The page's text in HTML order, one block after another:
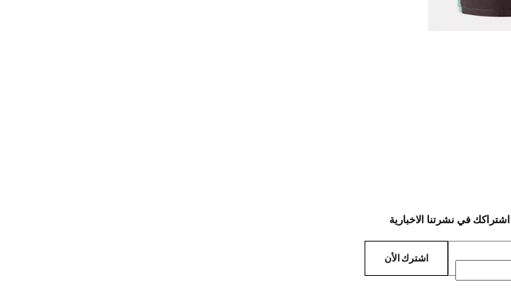
اشترك الأن